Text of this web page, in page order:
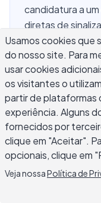
candidatura a
diretas de
vaga sem cruzar
maioria dos
centenas de
breve e bem-
nome da fila
entre um
prejudica vem
diz e como você
entrar em
modelos prontos
assunto
Usamos cookies que
do nosso site. Para
usar cookies
os visitantes o
partir de plataformas
experiência. Alguns
fornecidos por
clique em "Aceitar".
opcionais, clique em
Veja nossaPolítica de